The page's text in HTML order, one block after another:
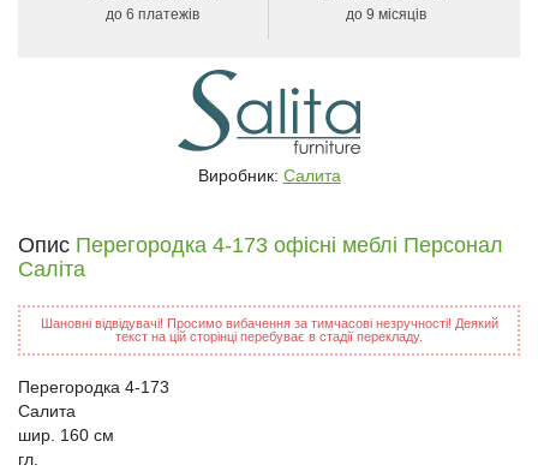
до 6 платежів
до 9 місяців
Виробник: Салита
Опис Перегородка 4-173 офісні меблі Персонал
Саліта
Шановні відвідувачі! Просимо вибачення за тимчасові незручності! Деякий
текст на цій сторінці перебуває в стадії перекладу.
Перегородка 4-173
Салита
шир. 160 см
гл.